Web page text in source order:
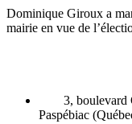
Dominique Giroux a
mairie en vue de
3, boulevard
Paspébiac